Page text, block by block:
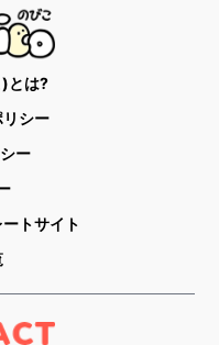
とは?
シー
ー
トサイト